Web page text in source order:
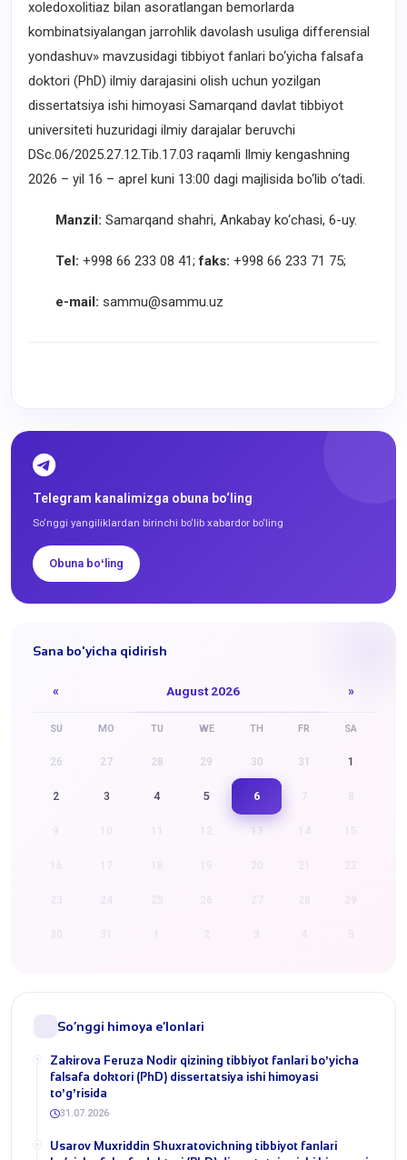
xoledoxolitiaz bilan asoratlangan bemorlarda
kombinatsiyalangan jarrohlik davolash usuliga differensial
yondashuv» mavzusidagi tibbiyot fanlari bo‘yicha falsafa
doktori (PhD) ilmiy darajasini olish uchun yozilgan
dissertatsiya ishi himoyasi Samarqand davlat tibbiyot
universiteti huzuridagi ilmiy darajalar beruvchi
DSc.06/2025.27.12.Tib.17.03 raqamli Ilmiy kengashning
2026 – yil 16 – aprel kuni 13:00 dagi majlisida bo‘lib o‘tadi.
Manzil: Samarqand shahri, Ankabay ko‘chasi, 6-uy.
Tel: +998 66 233 08 41;faks: +998 66 233 71 75;
e-mail: sammu@sammu.uz
Telegram kanalimizga obuna bo‘ling
So‘nggi yangiliklardan birinchi bo‘lib xabardor bo‘ling
Obuna boʻling
Sana bo'yicha qidirish
« August 2026 »
SU MO TU WE TH FR SA
26 27 28 29 30 31 1
2 3 4 5 6
13 15
21 22
27 28 29
3 4 5
So‘nggi himoya e’lonlari
​Zakirova Feruza Nodir qizining tibbiyot fanlari boʼyicha
falsafa doktori (PhD) dissertatsiya ishi himoyasi
toʼgʼrisida
31.07.2026
Usarov Muxriddin Shuxratovichning tibbiyot fanlari